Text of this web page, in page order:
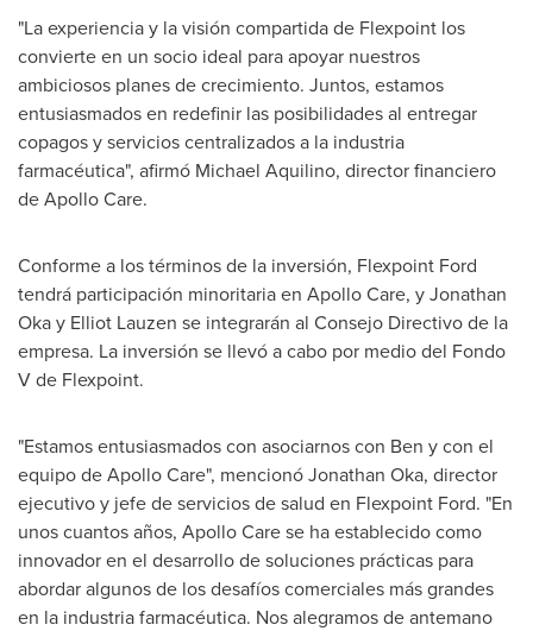
"La experiencia y la visión compartida de Flexpoint los
convierte en un socio ideal para apoyar nuestros
ambiciosos planes de crecimiento. Juntos, estamos
entusiasmados en redefinir las posibilidades al entregar
copagos y servicios centralizados a la industria
farmacéutica", afirmó Michael Aquilino, director financiero
deApollo Care.
Conforme a los términos de la inversión, Flexpoint Ford
tendrá participación minoritaria en Apollo Care, yJonathan
Okay Elliot Lauzen se integrarán al Consejo Directivo de la
empresa. La inversión se llevó a cabo por medio del Fondo
V de Flexpoint.
"Estamos entusiasmados con asociarnos con Ben y con el
equipo deApollo Care", mencionóJonathan Oka, director
ejecutivo y jefe de servicios de salud en Flexpoint Ford. "En
unos cuantos años, Apollo Carese ha establecido como
innovador en el desarrollo de soluciones prácticas para
abordar algunos de los desafíos comerciales más grandes
en la industria farmacéutica. Nos alegramos de antemano